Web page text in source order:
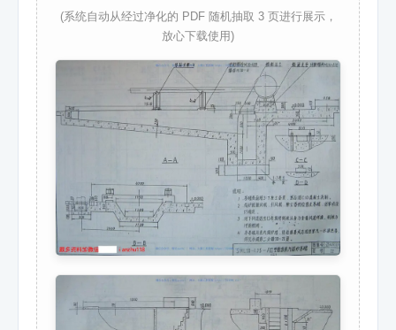
(系统自动从经过净化的 PDF 随机抽取 3 页进行展示，
放心下载使用)